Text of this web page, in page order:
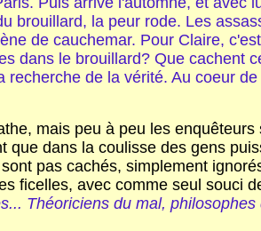
brouillard, la peur rode. Les
de cauchemar. Pour Claire,
dans le brouillard? Que cachent
recherche de la vérité. Au coeur
mais peu à peu les
que dans la coulisse des gens
pas cachés, simplement
ficelles, avec comme seul souci
Théoriciens du mal,